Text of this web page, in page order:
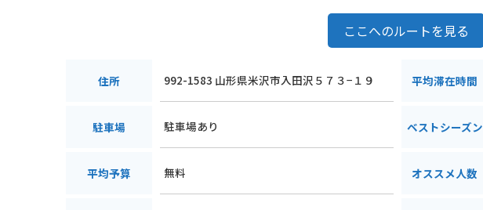
ここへのルートを見る
住所 992-1583 山形県米沢市入田沢５７３−１９ 平均滞在時間
駐車場 駐車場あり ベストシーズン
平均予算 無料 オススメ人数